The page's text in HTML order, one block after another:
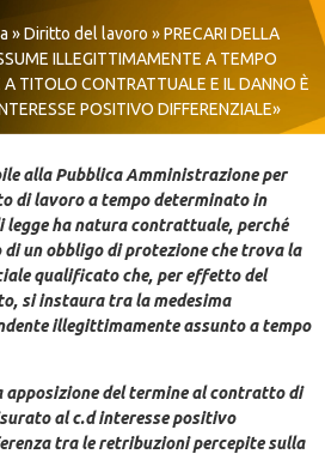
»Diritto del lavoro »PRECARI DELLA
ILLEGITTIMAMENTE A TEMPO
TITOLO CONTRATTUALE E IL DANNO È
POSITIVO DIFFERENZIALE»
alla Pubblica Amministrazione per
di lavoro a tempo determinato in
legge ha natura contrattuale, perché
di un obbligo di protezione che trova la
qualificato che, per effetto del
si instaura tra la medesima
illegittimamente assunto a tempo
apposizione del termine al contratto di
al c.d interesse positivo
tra le retribuzioni percepite sulla